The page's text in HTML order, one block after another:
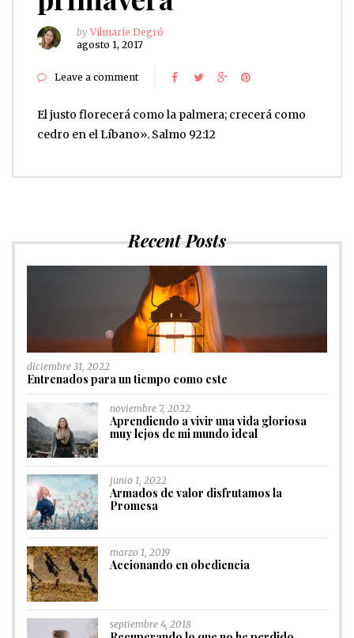
by Vilmarie Degró
agosto 1, 2017
Leave a comment
El justo florecerá como la palmera; crecerá como
cedro en el Líbano». Salmo 92:12
Recent Posts
diciembre 31, 2022
Entrenados para un tiempo como este
noviembre 7, 2022
Aprendiendo a vivir una vida gloriosa
muy lejos de mi mundo ideal
junio 1, 2022
Armados de valor disfrutamos la
Promesa
marzo 1, 2019
Accionando en obediencia
septiembre 4, 2018